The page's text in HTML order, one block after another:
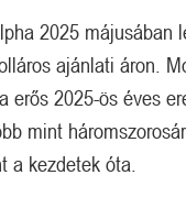
2025 májusában
ajánlati áron.
erős 2025-ös éves
mint
a kezdetek óta.